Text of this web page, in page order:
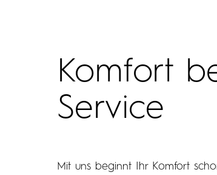
Komfort
Service
Mit uns beginnt Ihr Komfort